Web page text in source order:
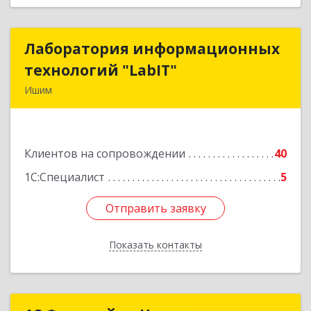
Лаборатория информационных
технологий "LabIT"
Ишим
Клиентов на сопровождении
40
1С:Специалист
5
Отправить заявку
Показать контакты
Лаборатория информационных
технологий "LabIT"
Подробнее
Отправить заявку
Назад